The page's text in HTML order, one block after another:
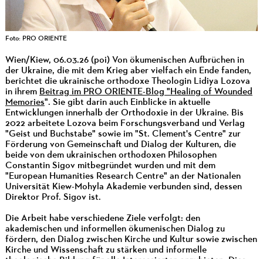
Foto: PRO ORIENTE
Wien/Kiew, 06.03.26 (poi) Von ökumenischen Aufbrüchen in
der Ukraine, die mit dem Krieg aber vielfach ein Ende fanden,
berichtet die ukrainische orthodoxe Theologin Lidiya Lozova
in ihrem Beitrag im PRO ORIENTE-Blog "Healing of Wounded
Memories". Sie gibt darin auch Einblicke in aktuelle
Entwicklungen innerhalb der Orthodoxie in der Ukraine. Bis
2022 arbeitete Lozova beim Forschungsverband und Verlag
"Geist und Buchstabe" sowie im "St. Clement's Centre" zur
Förderung von Gemeinschaft und Dialog der Kulturen, die
beide von dem ukrainischen orthodoxen Philosophen
Constantin Sigov mitbegründet wurden und mit dem
"European Humanities Research Centre" an der Nationalen
Universität Kiew-Mohyla Akademie verbunden sind, dessen
Direktor Prof. Sigov ist.
Die Arbeit habe verschiedene Ziele verfolgt: den
akademischen und informellen ökumenischen Dialog zu
fördern, den Dialog zwischen Kirche und Kultur sowie zwischen
Kirche und Wissenschaft zu stärken und informelle